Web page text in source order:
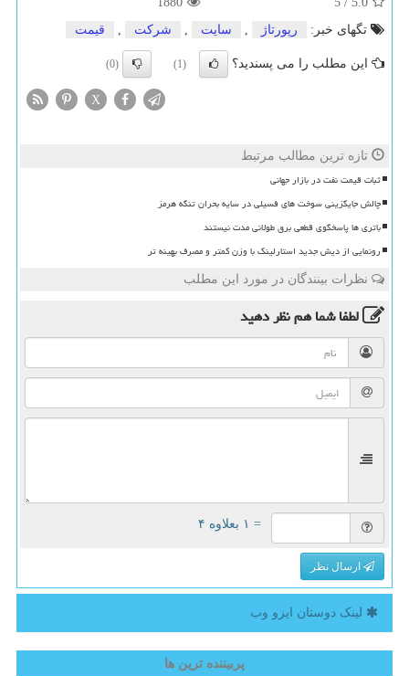
تگهای خبر:
رپورتاژ , سایت , شركت , قیمت
این مطلب را می پسندید؟ (1)
(0)
X
تازه ترین مطالب مرتبط
ثبات قیمت نفت در بازار جهانی
چالش جایگزینی سوخت های فسیلی در سایه بحران تنگه هرمز
باتری ها پاسخگوی قطعی برق طولانی مدت نیستند
رونمایی از دیش جدید استارلینک با وزن کمتر و مصرف بهینه تر
نظرات بینندگان در مورد این مطلب
لطفا شما همنظر دهید
= ۱ بعلاوه ۴
ارسال نظر
لینک دوستان ایزو وب
پربیننده ترین ها